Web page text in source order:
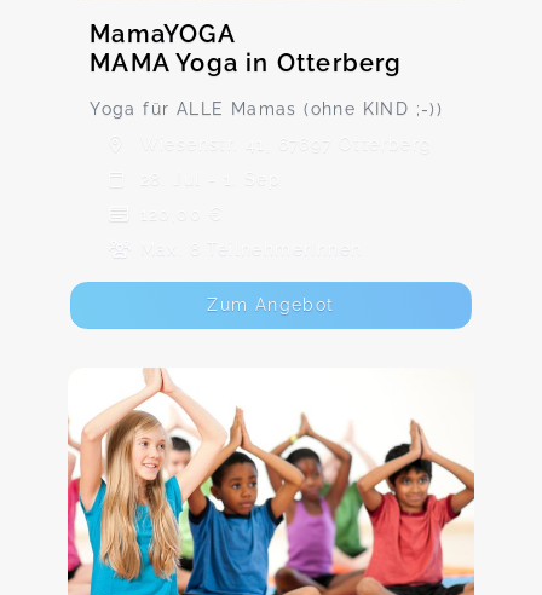
MamaYOGA
MAMA Yoga in Otterberg
Yoga für ALLE Mamas (ohne KIND ;-))
Wiesenstr. 41, 67697 Otterberg
28. Jul - 1. Sep
120,00 €
Max. 8 TeilnehmerInnen
Zum Angebot